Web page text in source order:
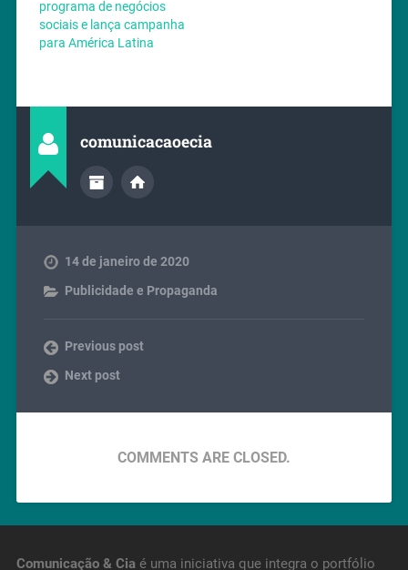
programa de negócios
sociais e lança campanha
para América Latina
comunicacaoecia
14 de janeiro de 2020
Publicidade e Propaganda
Previous post
Next post
COMMENTS ARE CLOSED.
Comunicação & Ciaé uma iniciativa que integra o portfólio